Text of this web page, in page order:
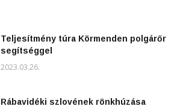
Teljesítmény túra Körmenden polgárőr
segítséggel
2023.03.26.
Rábavidéki szlovének rönkhúzása